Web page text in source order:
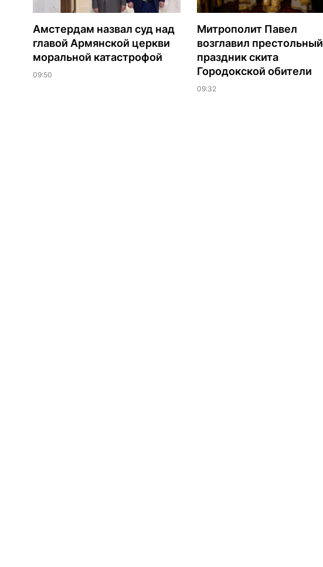
Амстердам назвал суд над
главой Армянской церкви
моральной катастрофой
09:50
Митрополит Павел
возглавил престольный
праздник скита
Городокской обители
09:32